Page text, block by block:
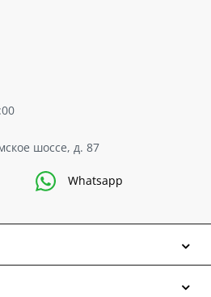
шоссе, д. 87
Whatsapp